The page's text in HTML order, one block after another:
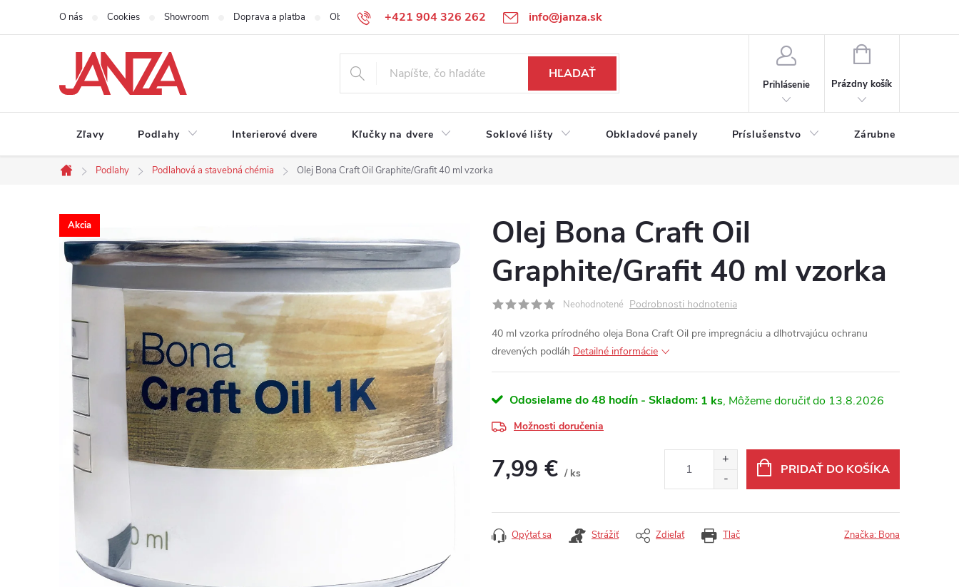
Prejsť na obsah +421 904 326 262 info@janza.sk
O nás Cookies Showroom Doprava a platba Obchodné podmienky Reklamačné podmienky Podmienky ochrany osobných údajov
HĽADAŤ
Prihlásenie
NÁKUPNÝ KOŠÍK
Prázdny košík
Zľavy Podlahy Interierové dvere Kľučky na dvere Soklové lišty Obkladové panely Príslušenstvo Zárubne
Domov
Podlahy Podlahová a stavebná chémia Olej Bona Craft Oil Graphite/Grafit 40 ml vzorka
Akcia
Olej Bona Craft Oil
Graphite/Grafit 40 ml vzorka
Neohodnotené Podrobnosti hodnotenia
40 ml vzorka prírodného oleja Bona Craft Oil pre impregnáciu a dlhotrvajúcu ochranu
drevených podláh Detailné informácie
Odosielame do 48 hodín - Skladom: 1 ks 13.8.2026
Možnosti doručenia
7,99 € / ks
PRIDAŤ DO KOŠÍKA
Tlač
Opýtať sa Strážiť Zdieľať Značka: Bona